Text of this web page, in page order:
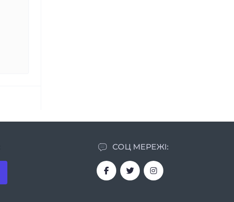
СОЦ МЕРЕЖІ: